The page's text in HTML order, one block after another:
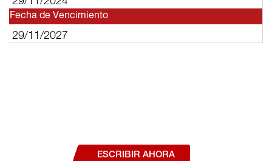
Fecha de Vencimiento
29/11/2027
ESCRIBIR AHORA